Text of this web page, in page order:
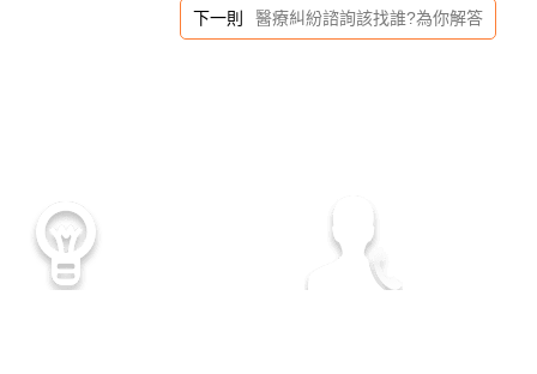
下一則 醫療糾紛諮詢該找誰?為你解答